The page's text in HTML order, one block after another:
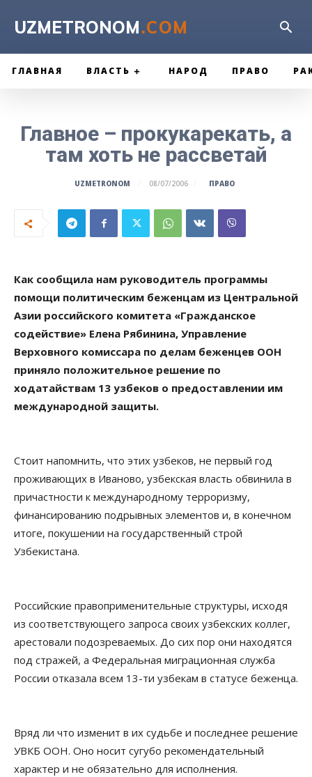
UZMETRONOM.COM
ГЛАВНАЯ ВЛАСТЬ НАРОД ПРАВО
Главное – прокукарекать, а
там хоть не рассветай
UZMETRONOM 08/07/2006 ПРАВО
Как сообщила нам руководитель программы
помощи политическим беженцам из Центральной
Азии российского комитета «Гражданское
содействие» Елена Рябинина, Управление
Верховного комиссара по делам беженцев ООН
приняло положительное решение по
ходатайствам 13 узбеков о предоставлении им
международной защиты.
Стоит напомнить, что этих узбеков, не первый год
проживающих в Иваново, узбекская власть обвинила в
причастности к международному терроризму,
финансированию подрывных элементов и, в конечном
итоге, покушении на государственный строй
Узбекистана.
Российские правоприменительные структуры, исходя
из соответствующего запроса своих узбекских коллег,
арестовали подозреваемых. До сих пор они находятся
под стражей, а Федеральная миграционная служба
России отказала всем 13-ти узбекам в статусе беженца.
Вряд ли что изменит в их судьбе и последнее решение
УВКБ ООН. Оно носит сугубо рекомендательный
характер и не обязательно для исполнения.